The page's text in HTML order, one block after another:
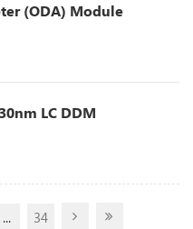
(ODA) Module
LC DDM
... 34